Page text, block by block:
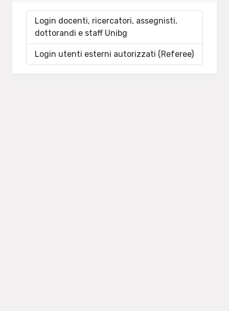
Login docenti, ricercatori, assegnisti,
dottorandi e staff Unibg
Login utenti esterni autorizzati (Referee)